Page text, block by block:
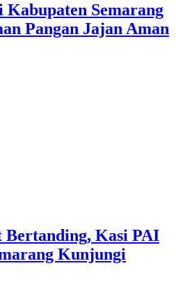
Semarang
Pangan Jajan Aman
Bertanding, Kasi PAI
Kunjungi